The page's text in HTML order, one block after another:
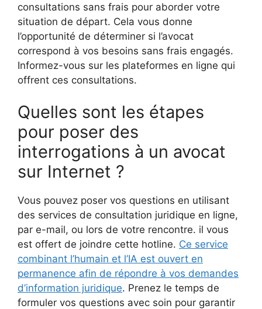
consultations sans frais pour aborder votre
situation de départ. Cela vous donne
l’opportunité de déterminer si l’avocat
correspond à vos besoins sans frais engagés.
Informez-vous sur les plateformes en ligne qui
offrent ces consultations.
Quelles sont les étapes
pour poser des
interrogations à un avocat
sur Internet ?
Vous pouvez poser vos questions en utilisant
des services de consultation juridique en ligne,
par e-mail, ou lors de votre rencontre. il vous
est offert de joindre cette hotline. Ce service
combinant l’humain et l’IA est ouvert en
permanence afin de répondre à vos demandes
d’information juridique. Prenez le temps de
formuler vos questions avec soin pour garantir